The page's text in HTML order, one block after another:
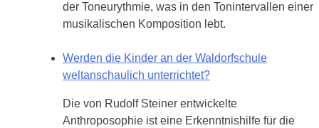
der Toneurythmie, was in den Tonintervallen einer
musikalischen Komposition lebt.
Werden die Kinder an der Waldorfschule
weltanschaulich unterrichtet?
Die von Rudolf Steiner entwickelte
Anthroposophie ist eine Erkenntnishilfe für die